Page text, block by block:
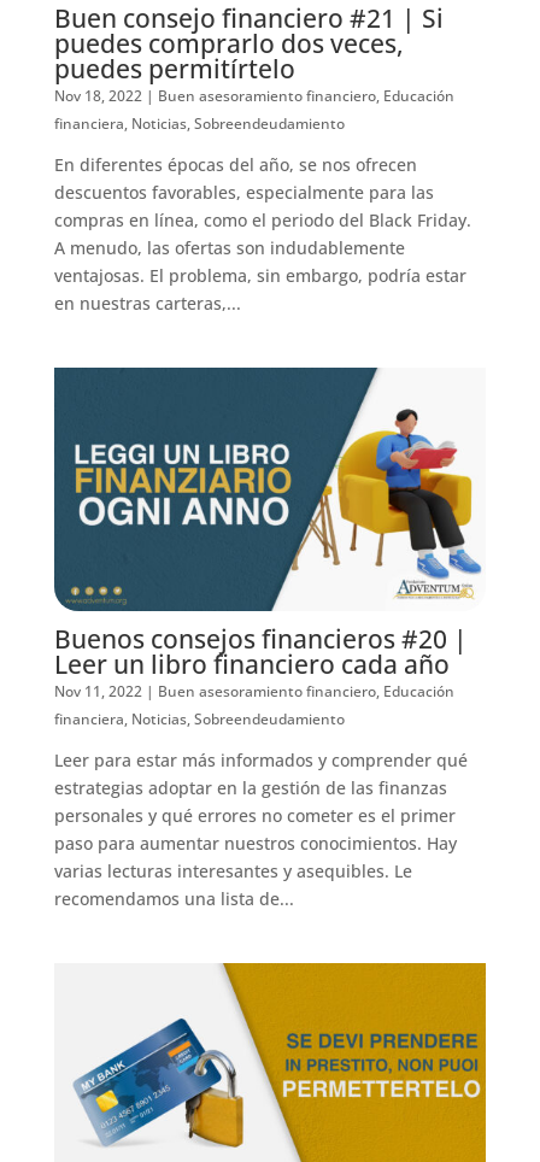
Buen consejo financiero #21 | Si
puedes comprarlo dos veces,
puedes permitírtelo
Nov 18, 2022| Buen asesoramiento financiero, Educación
financiera, Noticias,Sobreendeudamiento
En diferentes épocas del año, se nos ofrecen
descuentos favorables, especialmente para las
compras en línea, como el periodo del Black Friday.
A menudo, las ofertas son indudablemente
ventajosas. El problema, sin embargo, podría estar
en nuestras carteras,...
Buenos consejos financieros #20 |
Leer un libro financiero cada año
Nov 11, 2022| Buen asesoramiento financiero, Educación
financiera, Noticias,Sobreendeudamiento
Leer para estar más informados y comprender qué
estrategias adoptar en la gestión de las finanzas
personales y qué errores no cometer es el primer
paso para aumentar nuestros conocimientos. Hay
varias lecturas interesantes y asequibles. Le
recomendamos una lista de...